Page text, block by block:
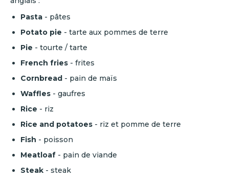
Pasta - pâtes
Potato pie - tarte aux pommes de terre
Pie - tourte / tarte
French fries - frites
Cornbread - pain de maïs
Waffles - gaufres
Rice - riz
Rice and potatoes - riz et pomme de terre
Fish - poisson
Meatloaf - pain de viande
Steak - steak